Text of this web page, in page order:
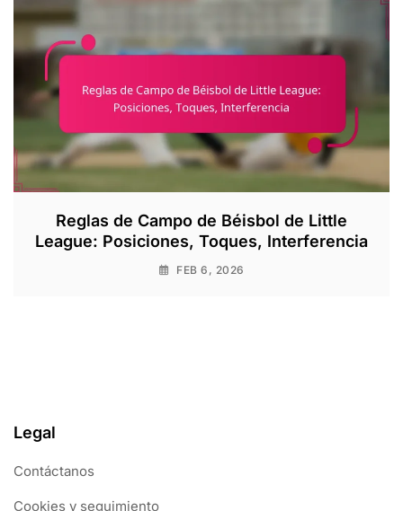
Reglas de Campo de Béisbol de Little
League: Posiciones, Toques, Interferencia
FEB 6, 2026
Legal
Contáctanos
Cookies y seguimiento